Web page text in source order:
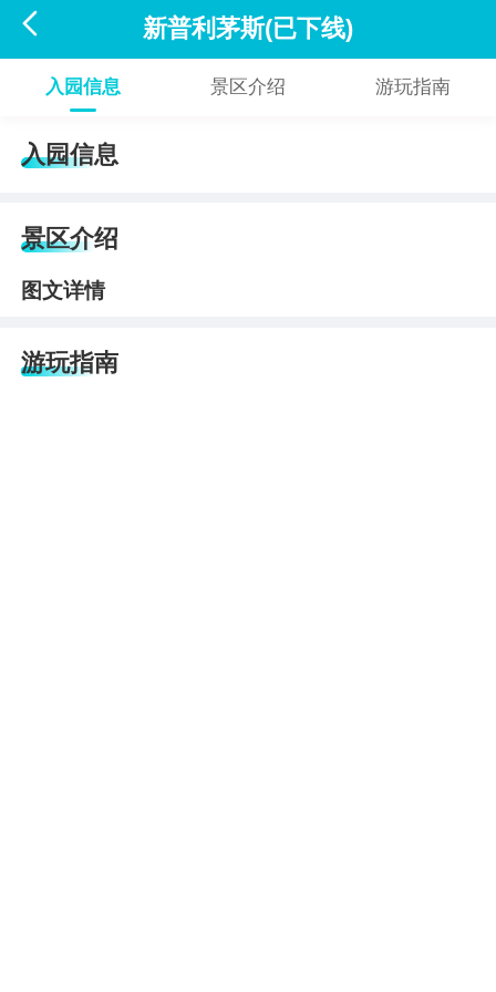
 新普利茅斯(已下线)
入园信息 景区介绍 游玩指南
入园信息
景区介绍
图文详情
游玩指南